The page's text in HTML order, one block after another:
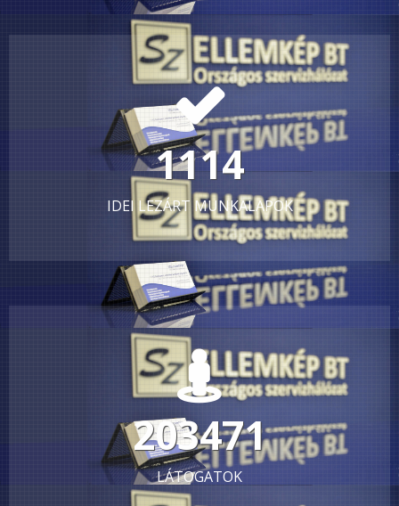
2148
IDEI LEZÁRT MUNKALAPOK
392408
LÁTOGATOK